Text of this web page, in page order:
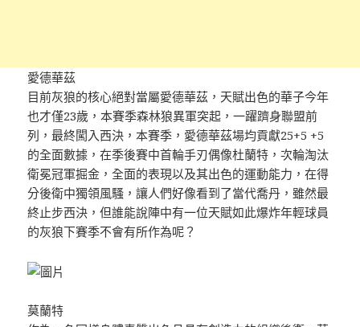
愛德華茲
目前灰狼的核心絕對當屬愛德華茲，天賦出色的華子今年
也才僅23歲，本賽季森林狼異軍突起，一躍躋身聯盟前
列，最終闖入西決，本賽季，愛德華茲場均貢獻25+5 +5
的全面數據，在季後賽中首輪手刃偶像杜蘭特，次輪淘汰
衛冕冠軍掘金，全面的表現以及其出色的運動能力，在得
分後衛中獨領風騷，讓人們好像看到了當代喬丹，雖然最
終止步西決，但誰能說陣中有一位天賦如此爆炸年輕球員
的灰狼下賽季不會有所作為呢？
莫蘭特